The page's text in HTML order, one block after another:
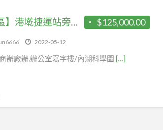
$125,000.00
【台北市內湖區】港墘捷運站旁，附裝潢隔間/管理佳採光好
2022-05-12
辦廠辦,辦公室寫字樓/內湖科學園 […]